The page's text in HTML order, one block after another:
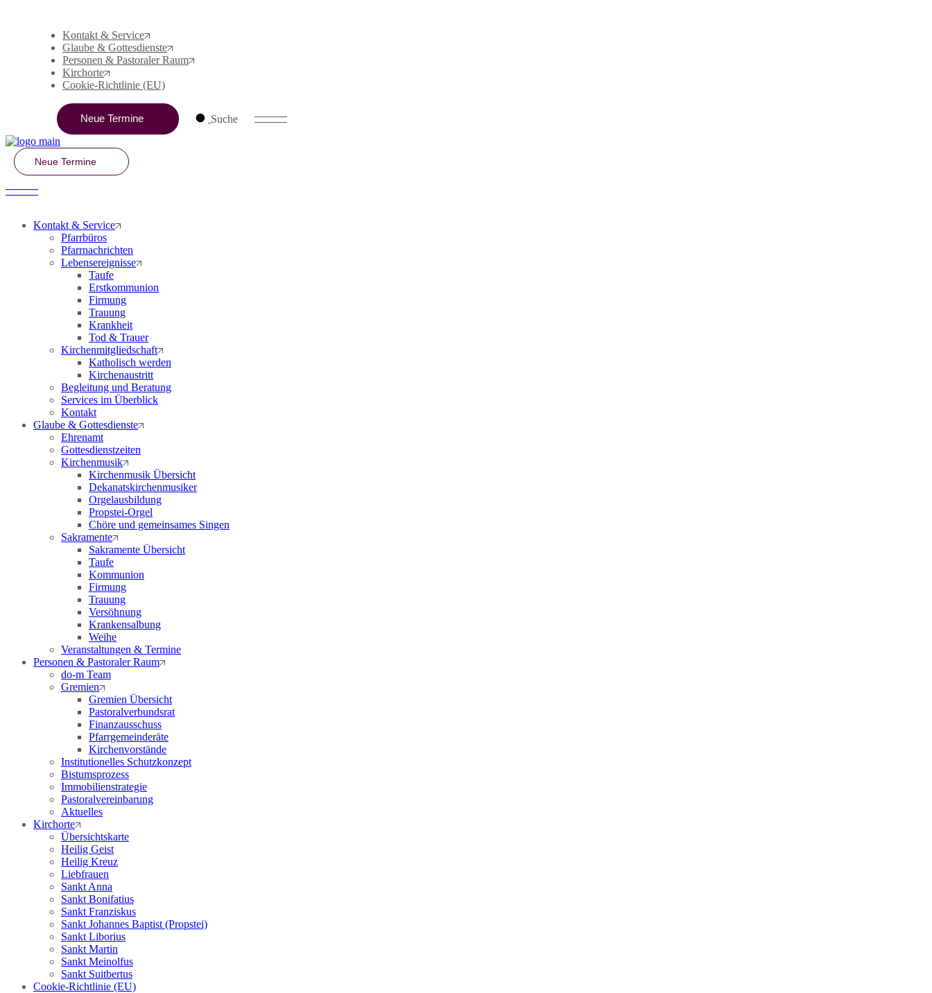
Kontakt & Service
Glaube & Gottesdienste
Personen & Pastoraler Raum
Kirchorte
Cookie-Richtlinie (EU)
Neue Termine Suche
Neue Termine
Kontakt & Service
Pfarrbüros
Pfarrnachrichten
Lebensereignisse
Taufe
Erstkommunion
Firmung
Trauung
Krankheit
Tod & Trauer
Kirchenmitgliedschaft
Katholisch werden
Kirchenaustritt
Begleitung und Beratung
Services im Überblick
Kontakt
Glaube & Gottesdienste
Ehrenamt
Gottesdienstzeiten
Kirchenmusik
Kirchenmusik Übersicht
Dekanatskirchenmusiker
Orgelausbildung
Propstei-Orgel
Chöre und gemeinsames Singen
Sakramente
Sakramente Übersicht
Taufe
Kommunion
Firmung
Trauung
Versöhnung
Krankensalbung
Weihe
Veranstaltungen & Termine
Personen & Pastoraler Raum
do-m Team
Gremien
Gremien Übersicht
Pastoralverbundsrat
Finanzausschuss
Pfarrgemeinderäte
Kirchenvorstände
Institutionelles Schutzkonzept
Bistumsprozess
Immobilienstrategie
Pastoralvereinbarung
Aktuelles
Kirchorte
Übersichtskarte
Heilig Geist
Heilig Kreuz
Liebfrauen
Sankt Anna
Sankt Bonifatius
Sankt Franziskus
Sankt Johannes Baptist (Propstei)
Sankt Liborius
Sankt Martin
Sankt Meinolfus
Sankt Suitbertus
Cookie-Richtlinie (EU)